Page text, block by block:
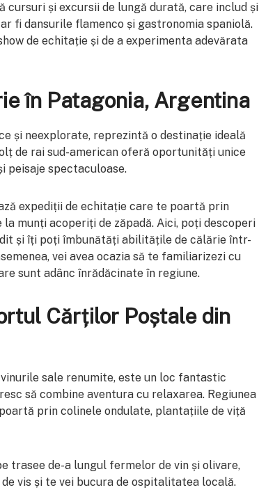
și excursii de lungă durată, care includ și
fi dansurile flamenco și gastronomia spaniolă.
de echitație și de a experimenta adevărata
în Patagonia, Argentina
și neexplorate, reprezintă o destinație ideală
de rai sud-american oferă oportunități unice
peisaje spectaculoase.
expediții de echitație care te poartă prin
munți acoperiți de zăpadă. Aici, poți descoperi
și îți poți îmbunătăți abilitățile de călărie într-
vei avea ocazia să te familiarizezi cu
sunt adânc înrădăcinate în regiune.
Cărților Poștale din
sale renumite, este un loc fantastic
să combine aventura cu relaxarea. Regiunea
prin colinele ondulate, plantațiile de viță
trasee de-a lungul fermelor de vin și olivare,
vis și te vei bucura de ospitalitatea locală.